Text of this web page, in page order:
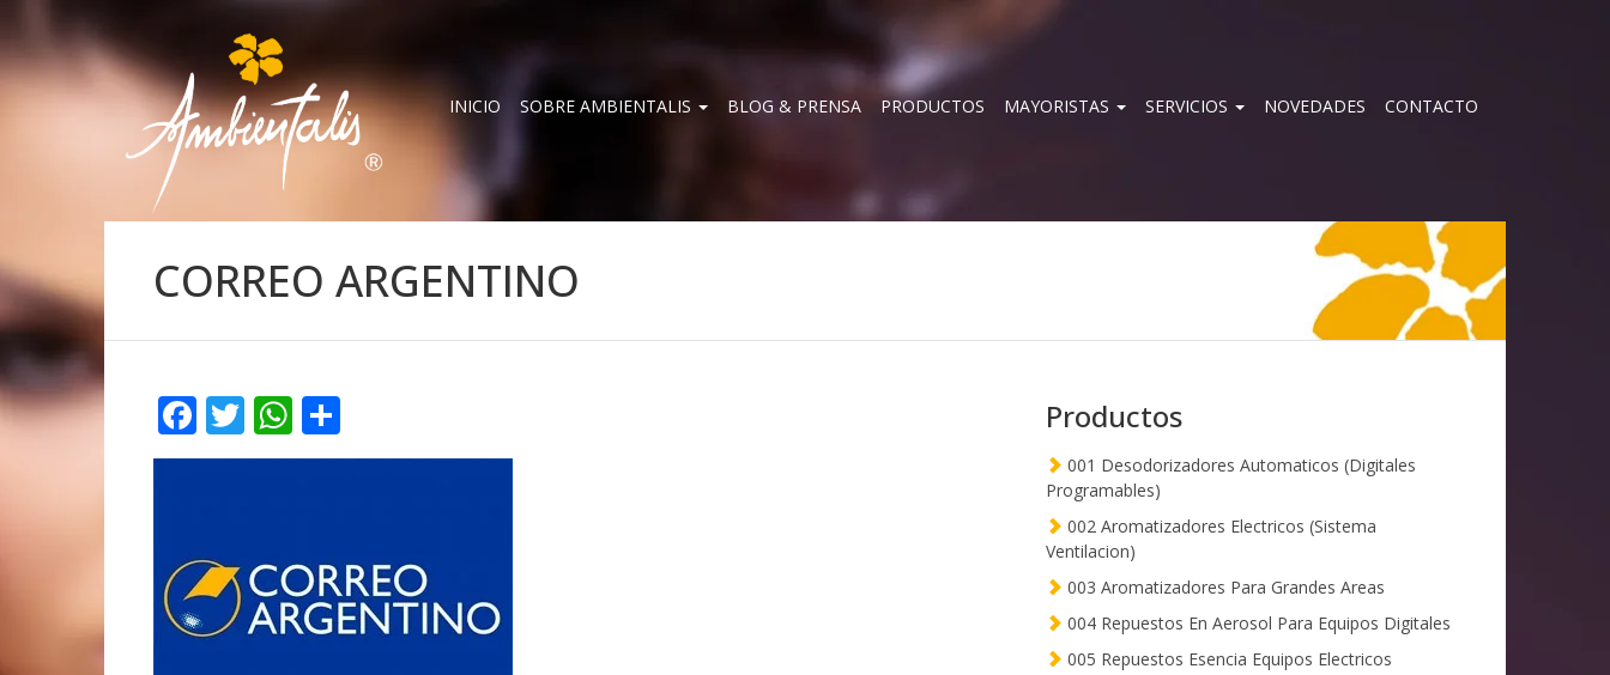
INICIO SOBRE AMBIENTALIS BLOG & PRENSA PRODUCTOS MAYORISTAS SERVICIOS NOVEDADES CONTACTO
CORREO ARGENTINO
Facebook
TwitterWhatsApp Productos
001 Desodorizadores Automaticos (Digitales
Programables)
002 Aromatizadores Electricos (Sistema
Ventilacion)
003 Aromatizadores Para Grandes Areas
004 Repuestos En Aerosol Para Equipos Digitales
005 Repuestos Esencia Equipos Electricos